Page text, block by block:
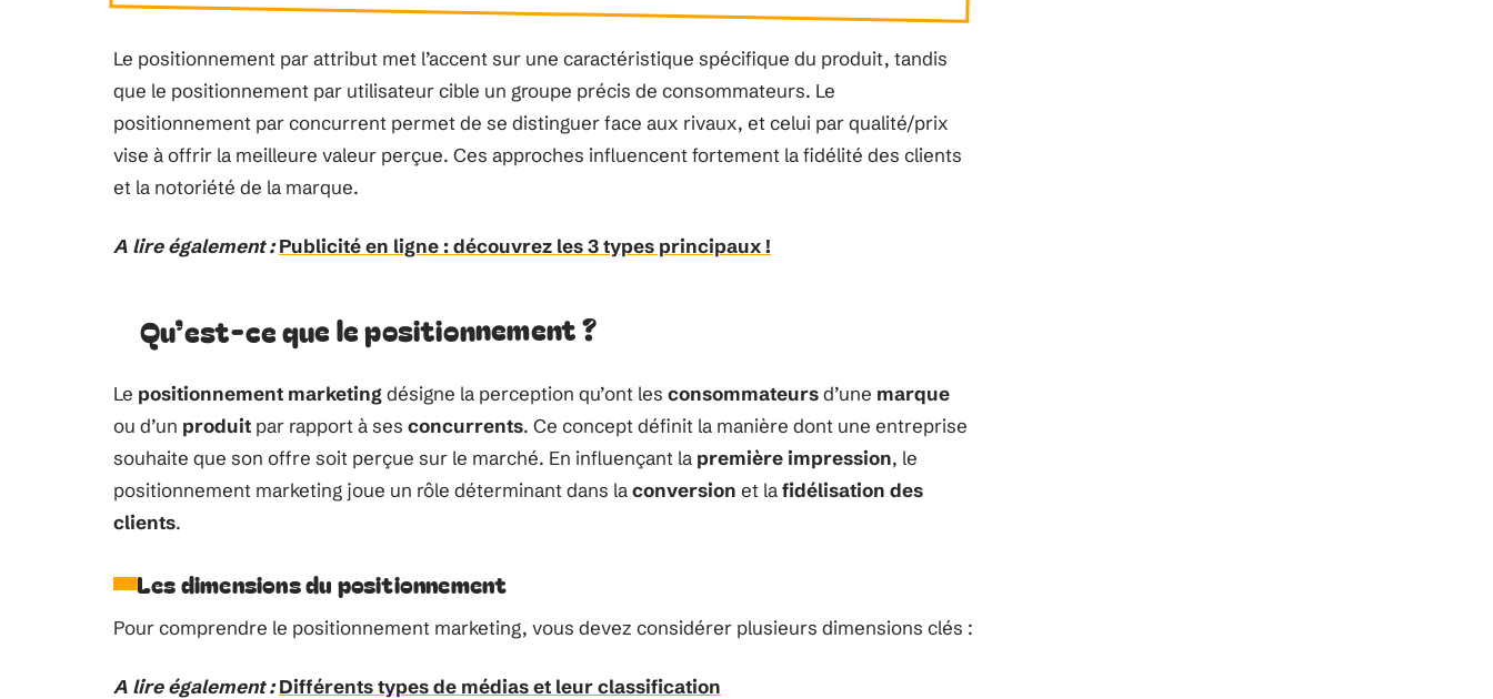
Le positionnement par attribut met l’accent sur une caractéristique spécifique du produit, tandis
que le positionnement par utilisateur cible un groupe précis de consommateurs. Le
positionnement par concurrent permet de se distinguer face aux rivaux, et celui par qualité/prix
vise à offrir la meilleure valeur perçue. Ces approches influencent fortement la fidélité des clients
et la notoriété de la marque.
A lire également : Publicité en ligne : découvrez les 3 types principaux !
Qu’est-ce que le positionnement ?
Le positionnement marketing désigne la perception qu’ont les consommateursd’une marque
ou d’un produit par rapport à ses concurrents. Ce concept définit la manière dont une entreprise
souhaite que son offre soit perçue sur le marché. En influençant la première impression, le
positionnement marketing joue un rôle déterminant dans laconversion et lafidélisation des
clients.
Les dimensions du positionnement
Pour comprendre le positionnement marketing, vous devez considérer plusieurs dimensions clés :
A lire également : Différents types de médias et leur classification